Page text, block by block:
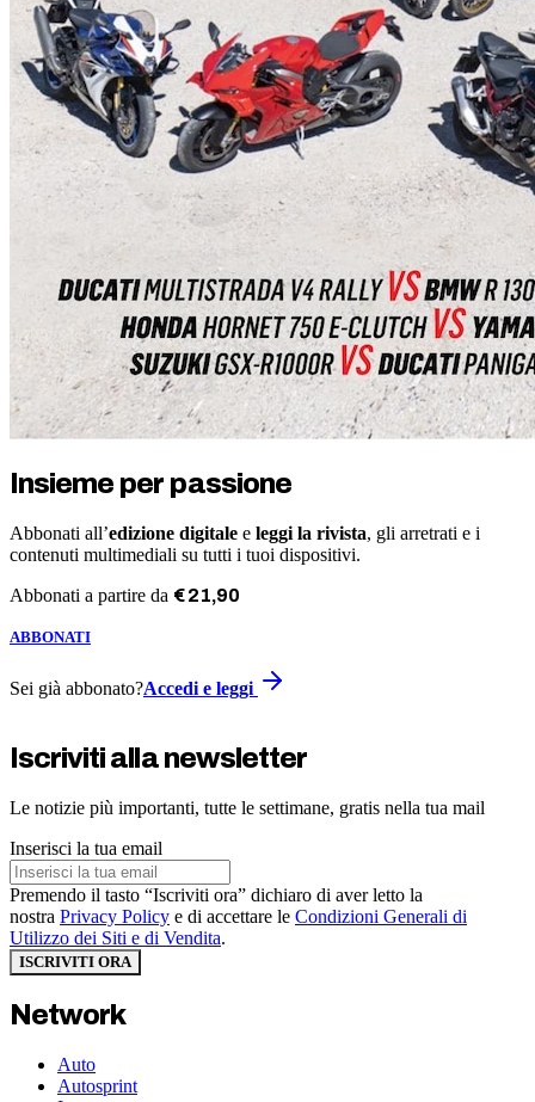
Insieme per passione
Abbonati all’edizione digitale e leggi la rivista, gli arretrati e i
contenuti multimediali su tutti i tuoi dispositivi.
Abbonati a partire da €21,90
ABBONATI
Sei già abbonato?Accedi e leggi
Iscriviti alla newsletter
Le notizie più importanti, tutte le settimane, gratis nella tua mail
Inserisci la tua email
Premendo il tasto “Iscriviti ora” dichiaro di aver letto la
nostra Privacy Policy e di accettare le Condizioni Generali di
Utilizzo dei Siti e di Vendita.
ISCRIVITI ORA
Network
Auto
Autosprint